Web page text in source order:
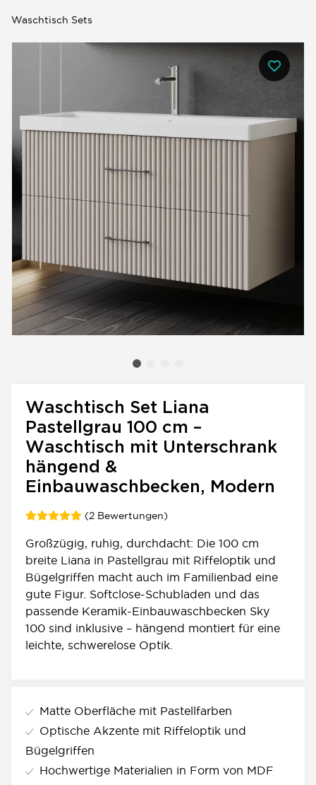
Waschtisch Sets
Waschtisch Set Liana
Pastellgrau 100 cm –
Waschtisch mit Unterschrank
hängend &
Einbauwaschbecken, Modern
(2 Bewertungen)
Großzügig, ruhig, durchdacht: Die 100 cm
breite Liana in Pastellgrau mit Riffeloptik und
Bügelgriffen macht auch im Familienbad eine
gute Figur. Softclose-Schubladen und das
passende Keramik-Einbauwaschbecken Sky
100 sind inklusive – hängend montiert für eine
leichte, schwerelose Optik.
Matte Oberfläche mit Pastellfarben
Optische Akzente mit Riffeloptik und
Bügelgriffen
Hochwertige Materialien in Form von MDF